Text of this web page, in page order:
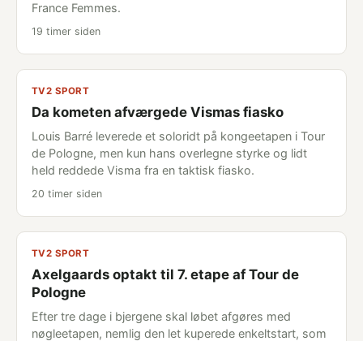
France Femmes.
19 timer siden
TV2 SPORT
Da kometen afværgede Vismas fiasko
Louis Barré leverede et soloridt på kongeetapen i Tour
de Pologne, men kun hans overlegne styrke og lidt
held reddede Visma fra en taktisk fiasko.
20 timer siden
TV2 SPORT
Axelgaards optakt til 7. etape af Tour de
Pologne
Efter tre dage i bjergene skal løbet afgøres med
nøgleetapen, nemlig den let kuperede enkeltstart, som